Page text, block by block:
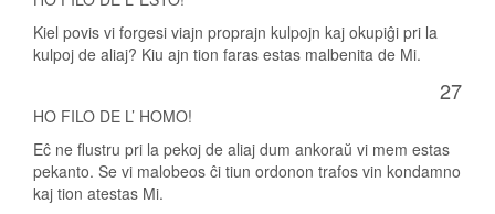
Kiel povis vi forgesi viajn proprajn kulpojn kaj okupiĝi pri la
kulpoj de aliaj? Kiu ajn tion faras estas malbenita de Mi.
27
HO FILO DE L’ HOMO!
Eĉ ne flustru pri la pekoj de aliaj dum ankoraŭ vi mem estas
pekanto. Se vi malobeos ĉi tiun ordonon trafos vin kondamno
kaj tion atestas Mi.